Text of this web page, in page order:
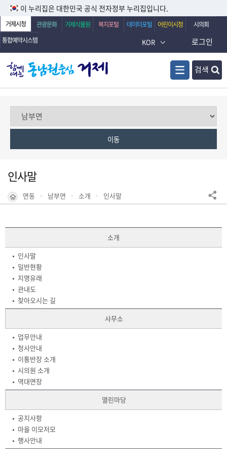
이 누리집은 대한민국 공식 전자정부 누리집입니다.
거제시청 관광문화 거제식물원 복지포털 데이터포털 어린이시청
시의회
통합예약시스템
KOR
검색
로그인
인사말
면동 남부면 소개 인사말
소개
인사말
일반현황
지명유래
관내도
찾아오시는 길
사무소
업무안내
청사안내
이통반장 소개
시의원 소개
역대면장
열린마당
공지사항
마을 이모저모
행사안내